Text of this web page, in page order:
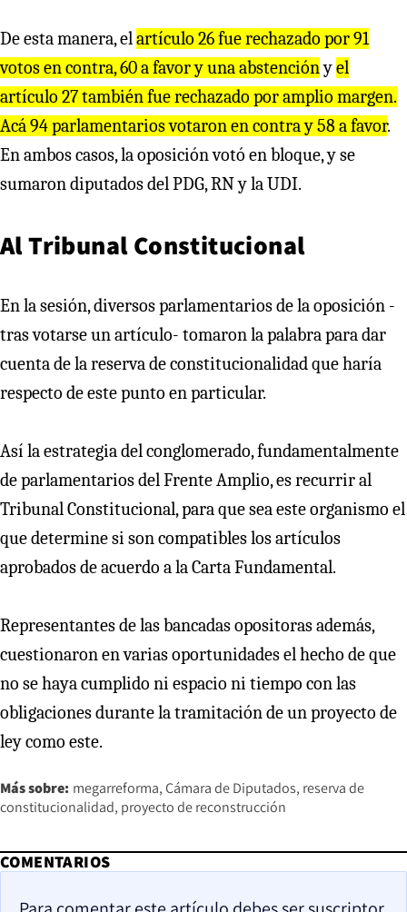
De esta manera, elartículo 26 fue rechazado por 91
votos en contra, 60 a favor y una abstenciónyel
artículo 27 también fue rechazado por amplio margen.
Acá 94 parlamentarios votaron en contra y 58 a favor.
En ambos casos, la oposición votó en bloque, y se
sumaron diputados del PDG, RN y la UDI.
Al Tribunal Constitucional
En la sesión, diversos parlamentarios de la oposición -
tras votarse un artículo- tomaron la palabra para dar
cuenta de la reserva de constitucionalidad que haría
respecto de este punto en particular.
Así la estrategia del conglomerado, fundamentalmente
de parlamentarios del Frente Amplio, es recurrir al
Tribunal Constitucional, para que sea este organismo el
que determine si son compatibles los artículos
aprobados de acuerdo a la Carta Fundamental.
Representantes de las bancadas opositoras además,
cuestionaron en varias oportunidades el hecho de que
no se haya cumplido ni espacio ni tiempo con las
obligaciones durante la tramitación de un proyecto de
ley como este.
Más sobre: megarreforma Cámara de Diputados reserva de
constitucionalidad proyecto de reconstrucción
COMENTARIOS